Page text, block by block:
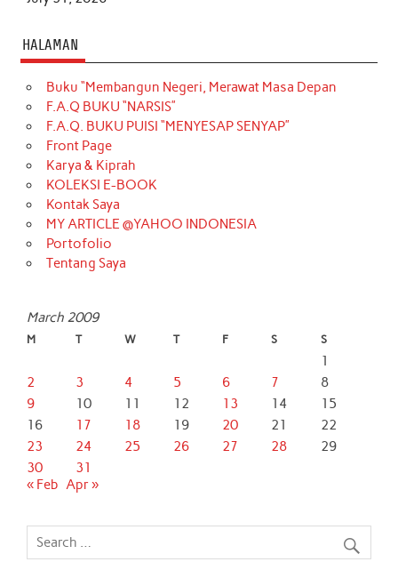
HALAMAN
Buku “Membangun Negeri, Merawat Masa Depan
F.A.Q BUKU “NARSIS”
F.A.Q. BUKU PUISI “MENYESAP SENYAP”
Front Page
Karya & Kiprah
KOLEKSI E-BOOK
Kontak Saya
MY ARTICLE @YAHOO INDONESIA
Portofolio
Tentang Saya
March 2009
M T W T F S S
1
2
3 4 5 6 7
8
9
10 11 12 13 14
15
16
17 18 19 20 21
22
23
24 25 26 27 28
29
30
31
« Feb Apr »